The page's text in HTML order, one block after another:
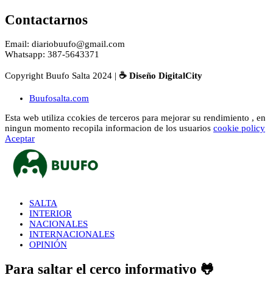
Contactarnos
Email: diariobuufo@gmail.com
Whatsapp: 387-5643371
Copyright Buufo Salta 2024 | ☕ Diseño DigitalCity
Buufosalta.com
Esta web utiliza ccokies de terceros para mejorar su rendimiento , en
ningun momento recopila informacion de los usuarios cookie policy
Aceptar
SALTA
INTERIOR
NACIONALES
INTERNACIONALES
OPINIÓN
Para saltar el cerco informativo 🐸